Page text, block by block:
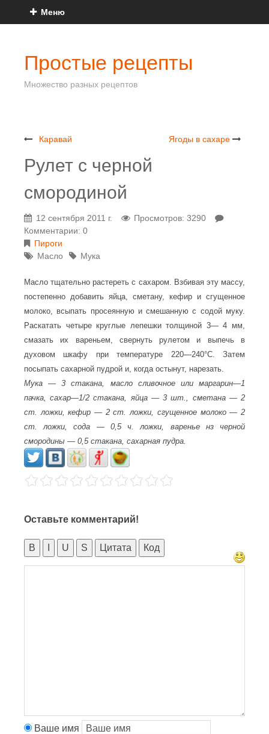
Меню
Простые рецепты
Множество разных рецептов
Каравай Ягоды в сахаре
Рулет с черной
смородиной
12 сентября 2011 г.
Просмотров: 3290
Комментарии: 0
Пироги
Масло
Мука
Масло тщательно растереть с сахаром. Взбивая эту массу,
постепенно добавить яйца, сметану, кефир и сгущенное
молоко, всыпать просеянную и смешанную с содой муку.
Раскатать четыре круглые лепешки толщиной 3— 4 мм,
смазать их вареньем, свернуть рулетом и выпечь в
духовом шкафу при температуре 220—240°С. Затем
посыпать сахарной пудрой и, когда остынут, нарезать.
Мука — 3 стакана, масло сливочное или маргарин—1
пачка, сахар—1/2 стакана, яйца — 3 шт., сметана — 2
ст. ложки, кефир — 2 ст. ложки, сгущенное молоко — 2
ст. ложки, сода — 0,5 ч. ложки, варенье нз черной
смородины — 0,5 стакана, сахарная пудра.
Оставьте комментарий!
B U S Цитата Код
Ваше имя